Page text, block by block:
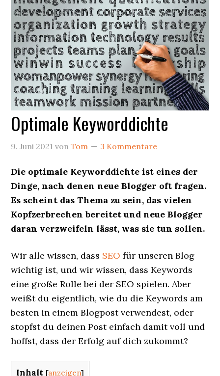
Optimale Keyworddichte
9. Juni 2021 vonTom 3 Kommentare
Die optimale Keyworddichte ist eines der
Dinge, nach denen neue Blogger oft fragen.
Es scheint das Thema zu sein, das vielen
Kopfzerbrechen bereitet und neue Blogger
daran verzweifeln lässt, was sie tun sollen.
Wir alle wissen, dass SEOfür unseren Blog
wichtig ist, und wir wissen, dass Keywords
eine große Rolle bei der SEO spielen. Aber
weißt du eigentlich, wie du die Keywords am
besten in einem Blogpost verwendest, oder
stopfst du deinen Post einfach damit voll und
hoffst, dass der Erfolg auf dich zukommt?
Inhalt [anzeigen]